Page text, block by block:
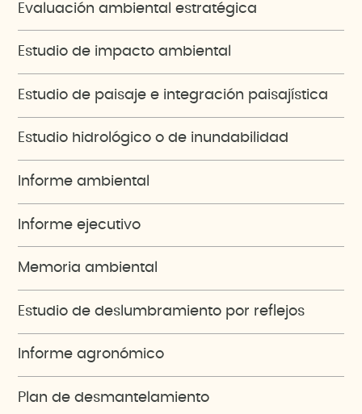
Evaluación ambiental estratégica
Estudio de impacto ambiental
Estudio de paisaje e integración paisajística
Estudio hidrológico o de inundabilidad
Informe ambiental
Informe ejecutivo
Memoria ambiental
Estudio de deslumbramiento por reflejos
Informe agronómico
Plan de desmantelamiento